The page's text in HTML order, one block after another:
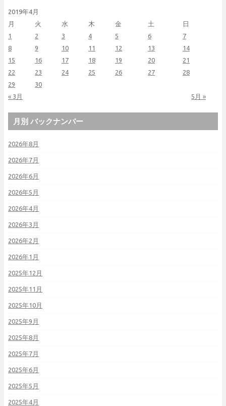
2019年4月
月
火 水 木 金 土 日
« 3月 5月 »
1 2 3 4 5 6
7
8
9 10 11 12 13
14
15
16 17 18 19 20
21
22
23 24 25 26 27
28
29
30
月別 バックナンバー
2026年8月
2026年7月
2026年6月
2026年5月
2026年4月
2026年3月
2026年2月
2026年1月
2025年12月
2025年11月
2025年10月
2025年9月
2025年8月
2025年7月
2025年6月
2025年5月
2025年4月